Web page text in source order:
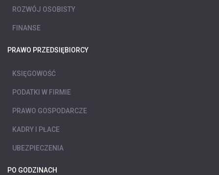
ROZWÓJ OSOBISTY
FINANSE
PRAWO PRZEDSIĘBIORCY
KSIĘGOWOŚĆ
PODATKI W FIRMIE
PRAWO GOSPODARCZE
KADRY I PŁACE
UBEZPIECZENIA
PO GODZINACH